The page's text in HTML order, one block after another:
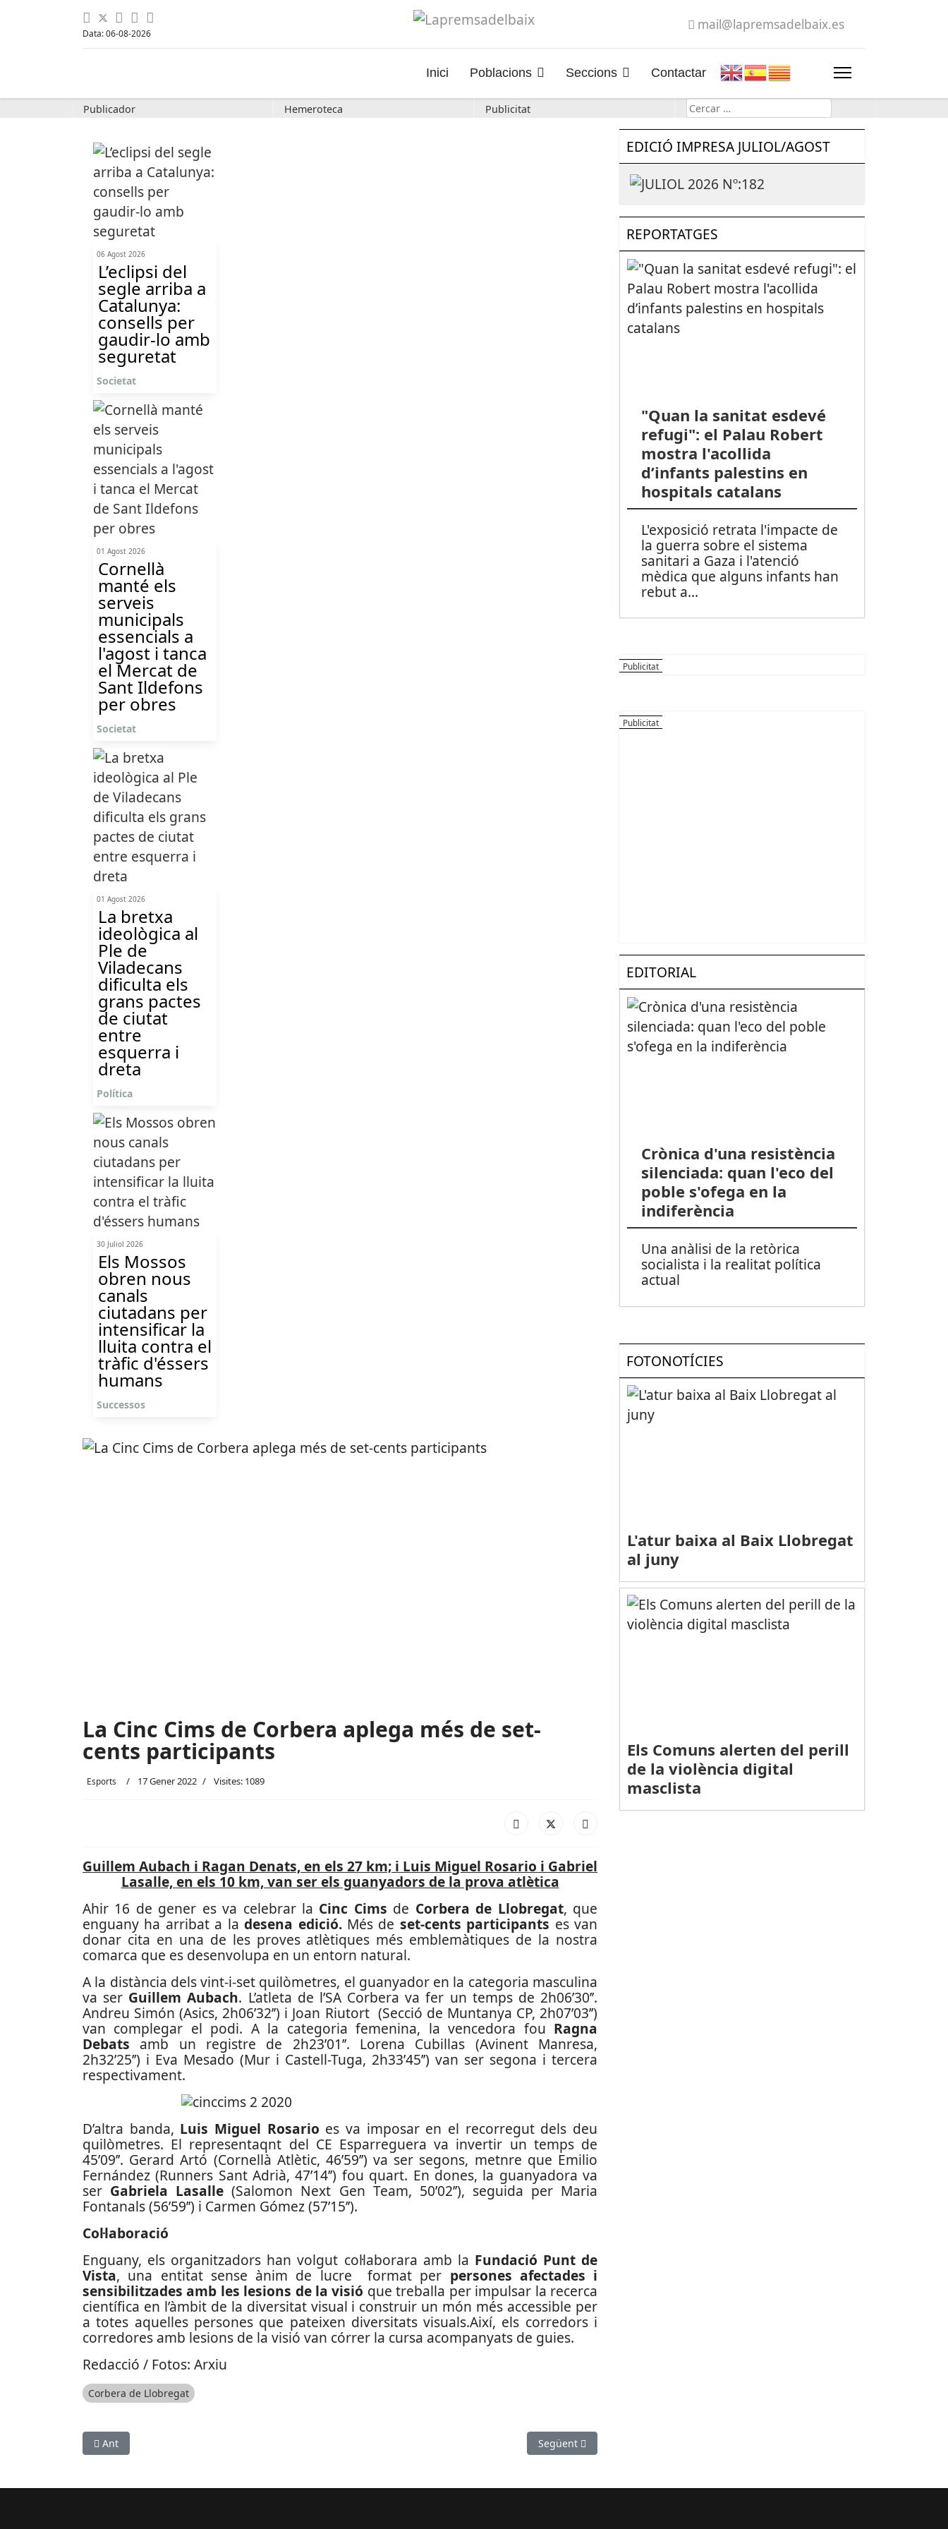
Data: 06-08-2026
mail@lapremsadelbaix.es
Inici Poblacions Seccions Contactar
Publicador Hemeroteca Publicitat Cerca
06 Agost 2026
L’eclipsi del
segle arriba a
Catalunya:
consells per
gaudir-lo amb
seguretat
Societat
01 Agost 2026
Cornellà
manté els
serveis
municipals
essencials a
l'agost i tanca
el Mercat de
Sant Ildefons
per obres
Societat
01 Agost 2026
La bretxa
ideològica al
Ple de
Viladecans
dificulta els
grans pactes
de ciutat
entre
esquerra i
dreta
Política
30 Juliol 2026
Els Mossos
obren nous
canals
ciutadans per
intensificar la
lluita contra el
tràfic d'éssers
humans
Successos
La Cinc Cims de Corbera aplega més de set-
cents participants
Esports 17 Gener 2022 Visites: 1089
Guillem Aubach i Ragan Denats, en els 27 km; i Luis Miguel Rosario i Gabriel
Lasalle, en els 10 km, van ser els guanyadors de la prova atlètica
Ahir 16 de gener es va celebrar la Cinc Cims de Corbera de Llobregat, que
enguany ha arribat a ladesena edició.Més de set-cents participants es van
donar cita en una de les proves atlètiques més emblemàtiques de la nostra
comarca que es desenvolupa en un entorn natural.
A la distància dels vint-i-set quilòmetres, el guanyador en la categoria masculina
va ser Guillem Aubach. L’atleta de l’SA Corbera va fer un temps de 2h06’30’’.
Andreu Simón (Asics, 2h06’32’’) i Joan Riutort (Secció de Muntanya CP, 2h07’03’’)
van complegar el podi. A la categoria femenina, la vencedora fou Ragna
Debats amb un registre de 2h23’01’’. Lorena Cubillas (Avinent Manresa,
2h32’25’’) i Eva Mesado (Mur i Castell-Tuga, 2h33’45’’) van ser segona i tercera
respectivament.
D’altra banda, Luis Miguel Rosario es va imposar en el recorregut dels deu
quilòmetres. El representaqnt del CE Esparreguera va invertir un temps de
45’09’’. Gerard Artó (Cornellà Atlètic, 46’59’’) va ser segons, metnre que Emilio
Fernández (Runners Sant Adrià, 47’14’’) fou quart. En dones, la guanyadora va
ser Gabriela Lasalle (Salomon Next Gen Team, 50’02’’), seguida per Maria
Fontanals (56’59’’) i Carmen Gómez (57’15’’).
Col·laboració
Enguany, els organitzadors han volgut col·laborara amb la Fundació Punt de
Vista, una entitat sense ànim de lucre format per persones afectades i
sensibilitzades amb les lesions de la visió que treballa per impulsar la recerca
científica en l’àmbit de la diversitat visual i construir un món més accessible per
a totes aquelles persones que pateixen diversitats visuals.Així, els corredors i
corredores amb lesions de la visió van córrer la cursa acompanyats de guies.
Redacció / Fotos: Arxiu
Corbera de Llobregat
Article anterior: La Selecció Espanyola de futbol jugarà a Cornellà de Llobregat
Ant Article següent: Brillant estrena en cotxes de Laia Sanz en el Dakar 2022
Següent
EDICIÓ IMPRESA JULIOL/AGOST
REPORTATGES
"Quan la sanitat esdevé
refugi": el Palau Robert
mostra l'acollida
d’infants palestins en
hospitals catalans
L'exposició retrata l'impacte de
la guerra sobre el sistema
sanitari a Gaza i l'atenció
mèdica que alguns infants han
rebut a...
EDITORIAL
Crònica d'una resistència
silenciada: quan l'eco del
poble s'ofega en la
indiferència
Una anàlisi de la retòrica
socialista i la realitat política
actual
FOTONOTÍCIES
L'atur baixa al Baix Llobregat
al juny
Els Comuns alerten del perill
de la violència digital
masclista